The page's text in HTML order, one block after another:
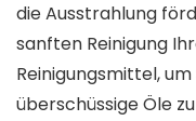
die Ausstrahlung
sanften Reinigung
Reinigungsmittel,
überschüssige Öle